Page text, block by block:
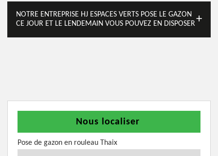
NOTRE ENTREPRISE HJ ESPACES VERTS POSE LE GAZON
CE JOUR ET LE LENDEMAIN VOUS POUVEZ EN DISPOSER
Nous localiser
Pose de gazon en rouleau Thaix